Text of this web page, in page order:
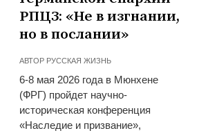
РПЦЗ: «Не в изгнании,
но в послании»
АВТОР РУССКАЯ ЖИЗНЬ
6-8 мая 2026 года в Мюнхене
(ФРГ) пройдет научно-
историческая конференция
«Наследие и призвание»,